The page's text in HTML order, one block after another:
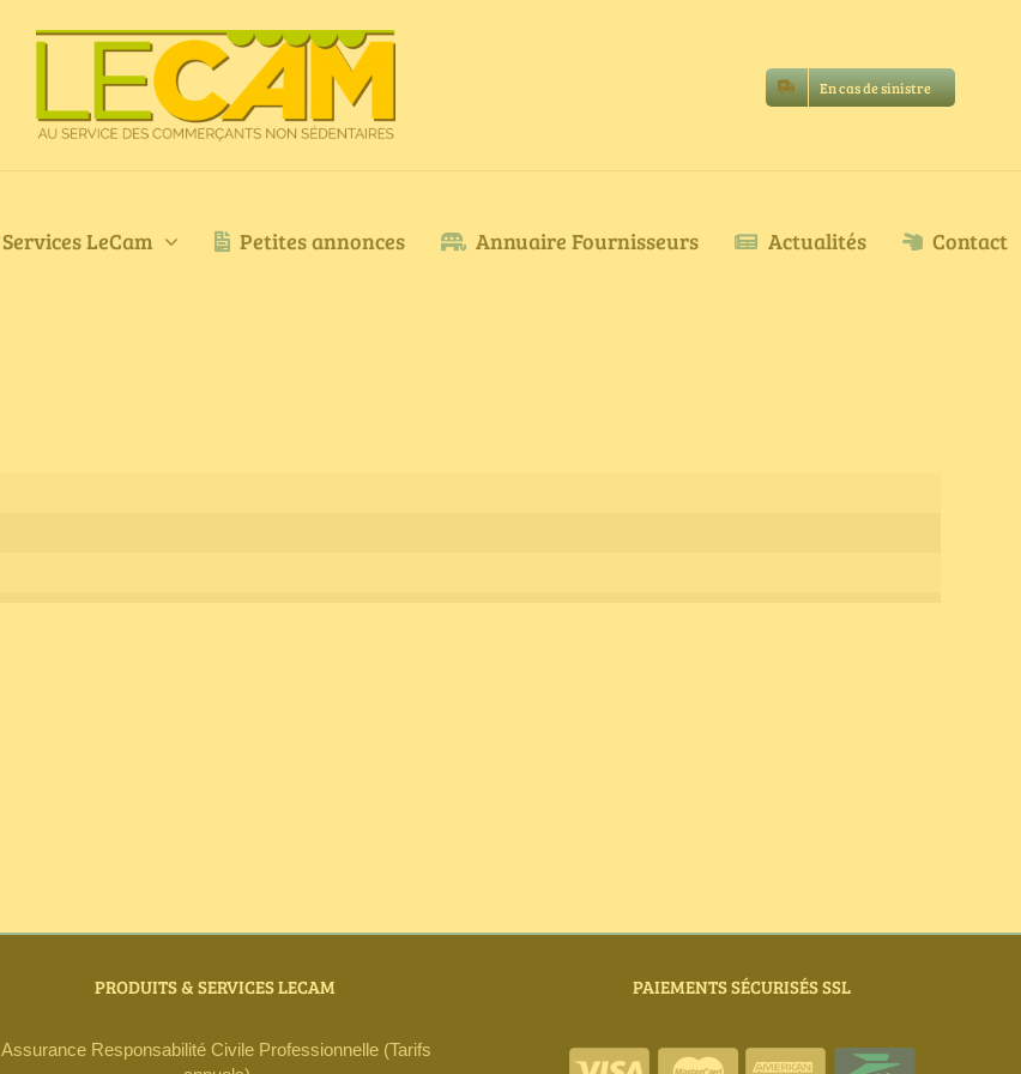
En cas de sinistre
Services LeCam Petites annonces Annuaire Fournisseurs Actualités Contact
PRODUITS & SERVICES LECAM
Assurance Responsabilité Civile Professionnelle (Tarifs
PAIEMENTS SÉCURISÉS SSL